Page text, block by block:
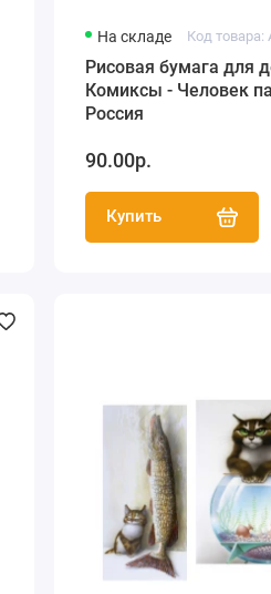
На складе Код товара:
Рисовая бумага для
Комиксы - Человек
Россия
90.00р.
Купить